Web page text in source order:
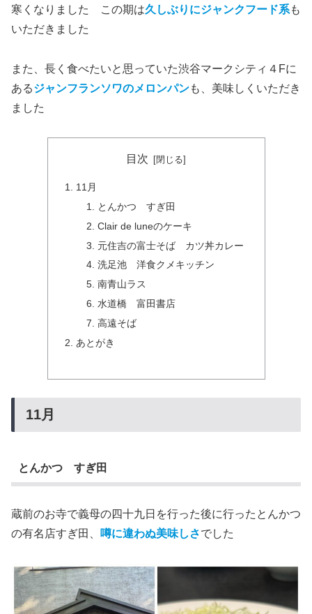
寒くなりました この期は久しぶりにジャンクフード系も
いただきました
また、長く食べたいと思っていた渋谷マークシティ４Fに
あるジャンフランソワのメロンパンも、美味しくいただき
ました
目次
11月
とんかつ すぎ田
Clair de luneのケーキ
元住吉の富士そば カツ丼カレー
洗足池 洋食クメキッチン
南青山ラス
水道橋 富田書店
高遠そば
あとがき
11月
とんかつ すぎ田
蔵前のお寺で義母の四十九日を行った後に行ったとんかつ
の有名店すぎ田、
噂に違わぬ美味しさでした